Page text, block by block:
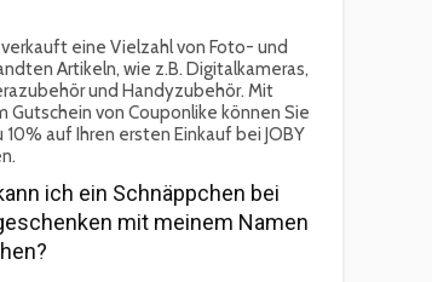
verkauft eine Vielzahl von Foto- und
Artikeln, wie z.B. Digitalkameras,
und Handyzubehör. Mit
Gutschein von Couponlike können Sie
10% auf Ihren ersten Einkauf bei JOBY
ich ein Schnäppchen bei
mit meinem Namen